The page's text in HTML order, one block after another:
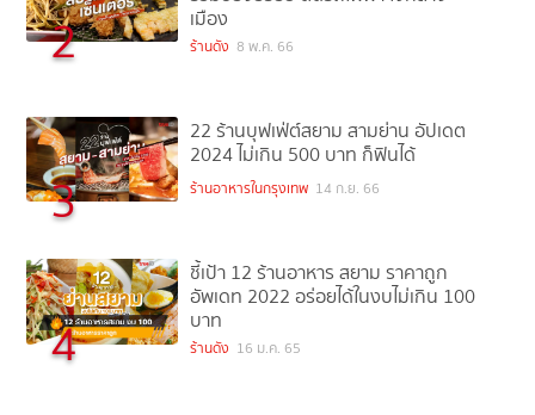
2
เมือง
ร้านดัง 8 พ.ค. 66
3
22 ร้านบุฟเฟ่ต์สยาม สามย่าน อัปเดต
2024 ไม่เกิน 500 บาท ก็ฟินได้
ร้านอาหารในกรุงเทพ 14 ก.ย. 66
4
ชี้เป้า 12 ร้านอาหาร สยาม ราคาถูก
อัพเดท 2022 อร่อยได้ในงบไม่เกิน 100
บาท
ร้านดัง 16 ม.ค. 65